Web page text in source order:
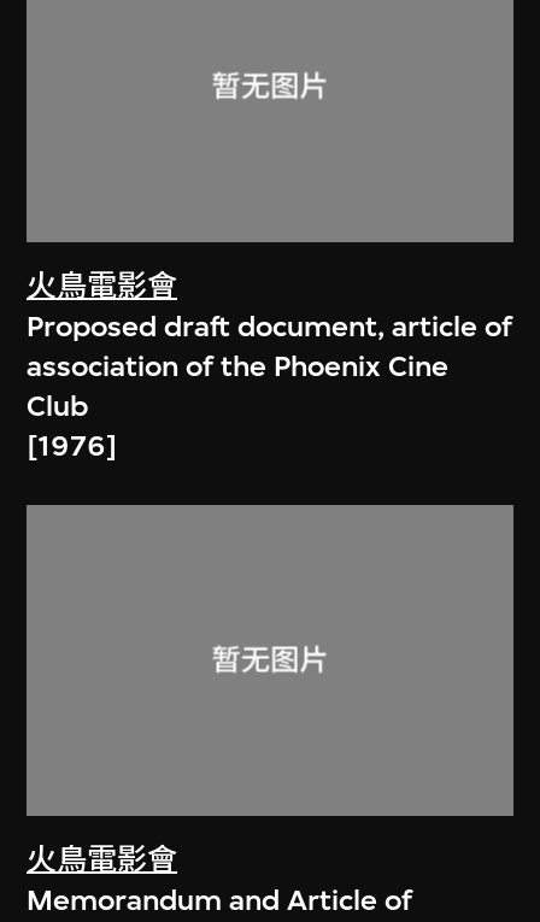
火鳥電影會
Proposed draft document, article of
association of the Phoenix Cine
Club
[1976]
火鳥電影會
Memorandum and Article of